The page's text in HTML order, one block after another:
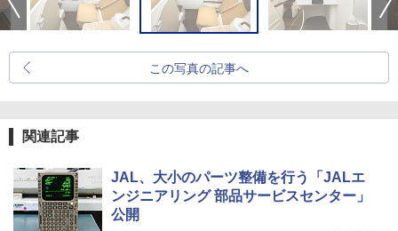
この写真の記事へ
関連記事
JAL、大小のパーツ整備を行う「JALエ
ンジニアリング 部品サービスセンター」
公開